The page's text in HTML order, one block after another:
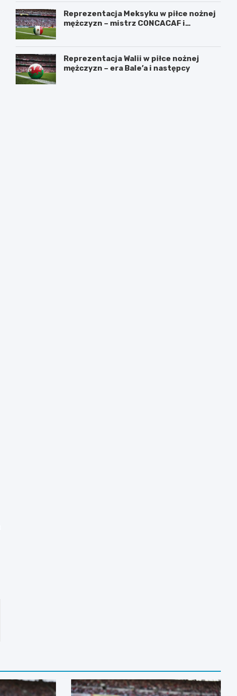
Reprezentacja Meksyku w piłce nożnej
mężczyzn – mistrz CONCACAF i
Reprezentacja Walii w piłce nożnej
mężczyzn – era Bale’a i następcy